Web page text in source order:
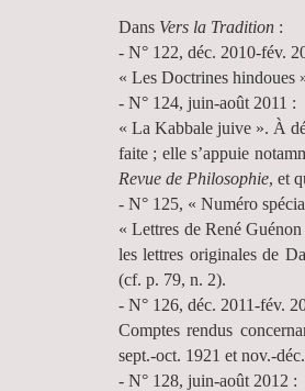
Dans Vers la Tradition :
- N° 122, déc. 2010-fév.
« Les Doctrines hindoues
- N° 124, juin-août 2011 :
« La Kabbale juive ». À
faite ; elle s’appuie
Revue de Philosophie, et
- N° 125, « Numéro
« Lettres de René
les lettres originales de
(cf. p. 79, n. 2).
- N° 126, déc. 2011-fév.
Comptes rendus
sept.-oct. 1921 et nov.-
- N° 128, juin-août 2012 :